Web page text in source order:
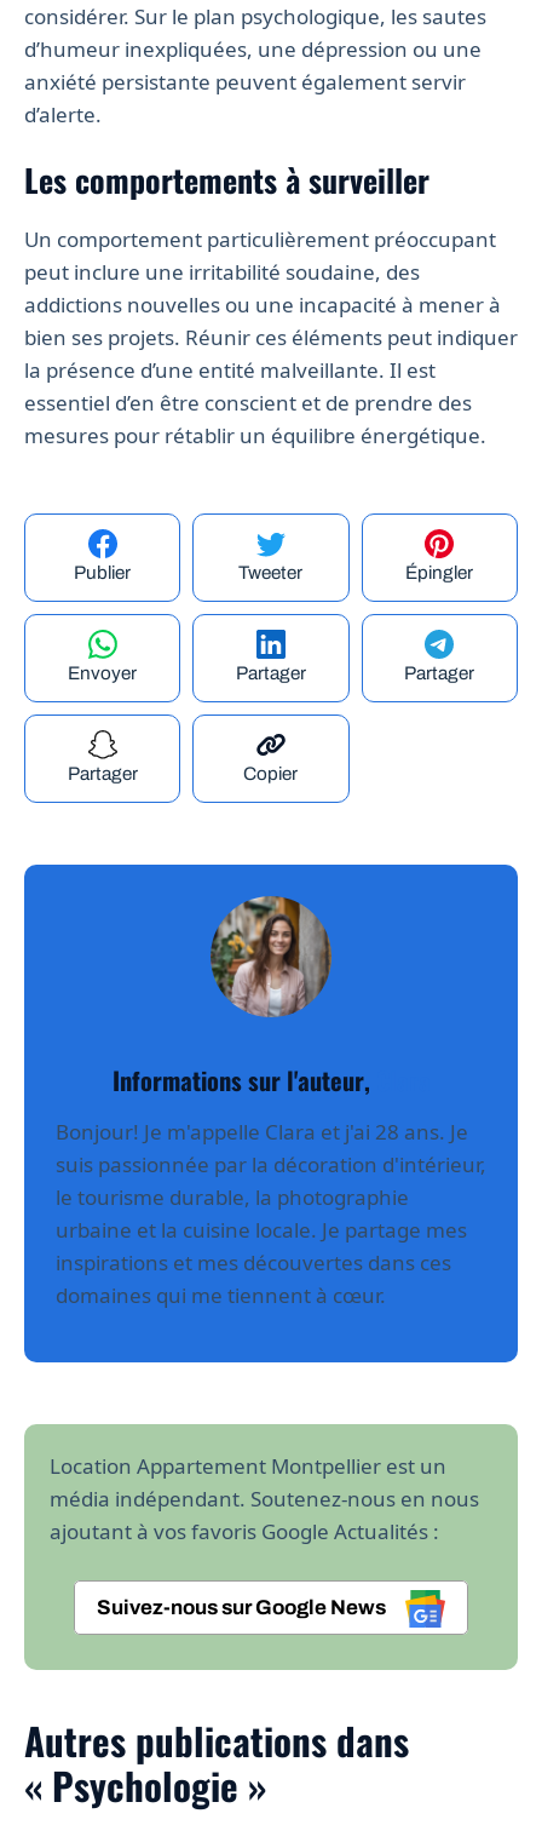
considérer. Sur le plan psychologique, les sautes
d’humeur inexpliquées, une dépression ou une
anxiété persistante peuvent également servir
d’alerte.
Les comportements à surveiller
Un comportement particulièrement préoccupant
peut inclure une irritabilité soudaine, des
addictions nouvelles ou une incapacité à mener à
bien ses projets. Réunir ces éléments peut indiquer
la présence d’une entité malveillante. Il est
essentiel d’en être conscient et de prendre des
mesures pour rétablir un équilibre énergétique.
Publier Tweeter Épingler
Envoyer Partager Partager
Partager Copier
Informations sur l'auteur,
Bonjour! Je m'appelle Clara et j'ai 28 ans. Je
suis passionnée par la décoration d'intérieur,
le tourisme durable, la photographie
urbaine et la cuisine locale. Je partage mes
inspirations et mes découvertes dans ces
domaines qui me tiennent à cœur.
Location Appartement Montpellier est un
média indépendant. Soutenez-nous en nous
ajoutant à vos favoris Google Actualités :
Suivez-nous sur Google News
Autres publications dans
« Psychologie »